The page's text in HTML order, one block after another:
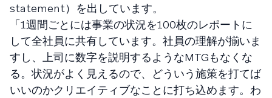
statement）を出しています。
「1週間ごとには事業の状況を100枚のレポートに
して全社員に共有しています。社員の理解が揃いま
すし、上司に数字を説明するようなMTGもなくな
る。状況がよく見えるので、どういう施策を打てば
いいのかクリエイティブなことに打ち込めます。わ